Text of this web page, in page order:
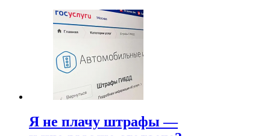
Я не плачу штрафы —